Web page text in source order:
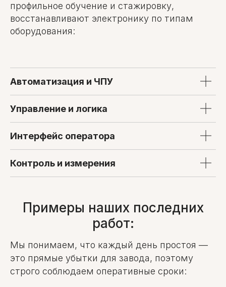
профильное обучение и стажировку,
восстанавливают электронику по типам
оборудования:
Автоматизация и ЧПУ
Управление и логика
Интерфейс оператора
Контроль и измерения
Примеры наших последних
работ:
Мы понимаем, что каждый день простоя —
это прямые убытки для завода, поэтому
строго соблюдаем оперативные сроки: